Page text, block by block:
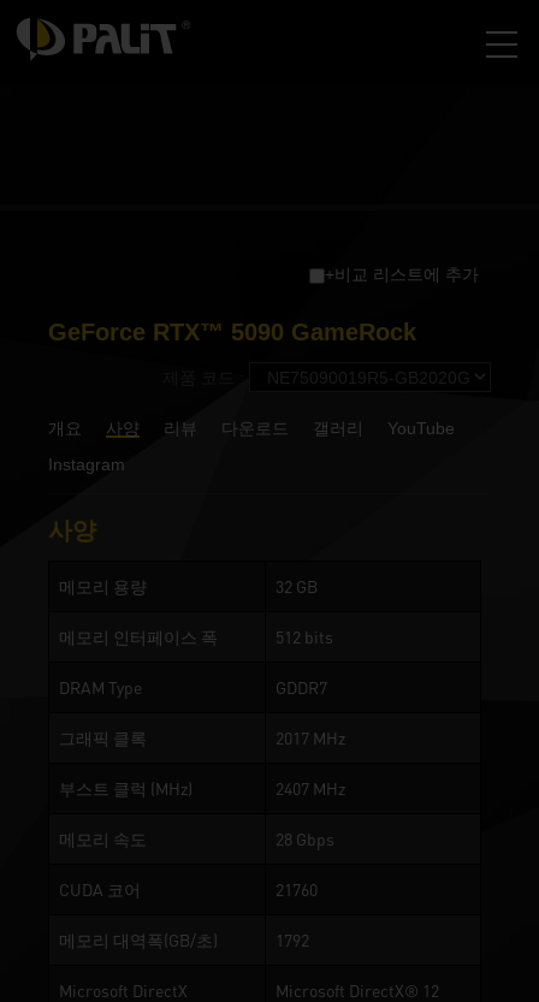
+비교 리스트에 추가
GeForce RTX™ 5090 GameRock
개요 사양 리뷰 다운로드 갤러리
YouTube
Instagram
사양
메모리 용량 32 GB
메모리 인터페이스 폭 512 bits
DRAM Type GDDR7
그래픽 클록 2017 MHz
부스트 클럭 (MHz) 2407 MHz
메모리 속도 28 Gbps
CUDA 코어 21760
메모리 대역폭(GB/초) 1792
Microsoft DirectX
Microsoft DirectX® 12